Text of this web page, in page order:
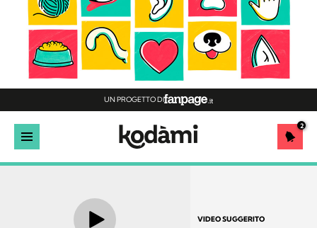
UN PROGETTO DI
2
VIDEO SUGGERITO